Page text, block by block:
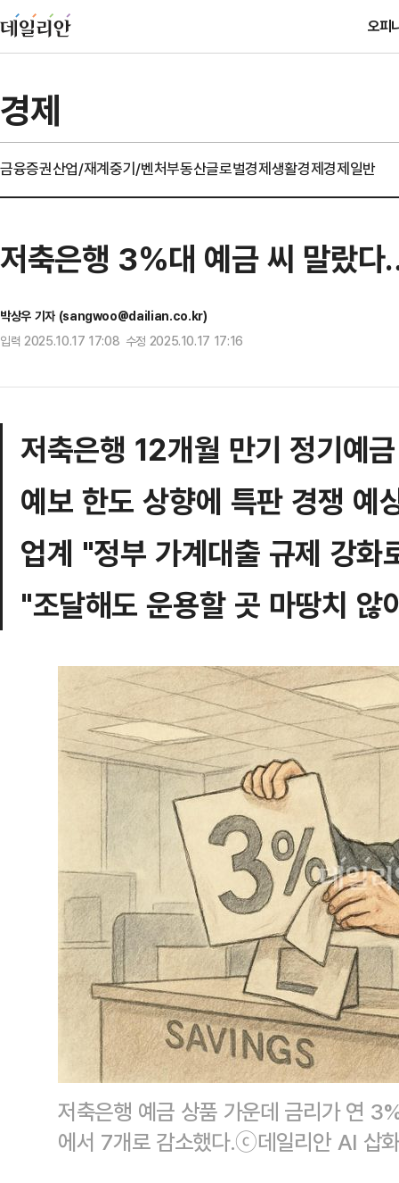
오피
경제
금융증권산업/재계중기/벤처부동산글로벌경제생활경제경제일반
저축은행 3%대 예금 씨 말랐
박상우 기자 (sangwoo@dailian.co.kr)
입력 2025.10.17 17:08 수정 2025.10.17 17:16
저축은행 12개월 만기 정기예
예보 한도 상향에 특판 경쟁
업계 "정부 가계대출 규제 강화
"조달해도 운용할 곳 마땅치
저축은행 예금 상품 가운데 금리가 연
에서 7개로 감소했다.ⓒ데일리안 AI 삽